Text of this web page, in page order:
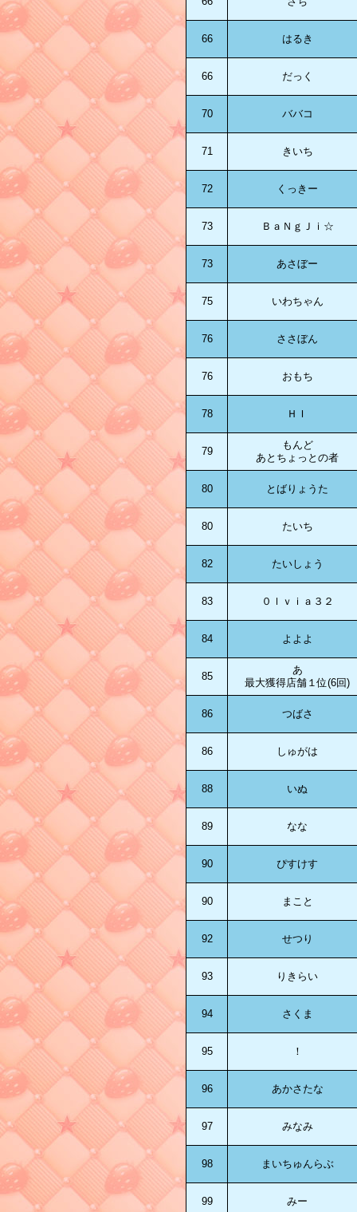
66 はるき
66 だっく
70 ババコ
71 きいち
72 くっきー
73 ＢａＮｇＪｉ☆
73 あさぼー
75 いわちゃん
76 ささぼん
76 おもち
78 ＨＩ
79
もんど
あとちょっとの者
80 とばりょうた
80 たいち
82 たいしょう
83 ０ｌｖｉａ３２
84 よよよ
85
あ
最大獲得店舗１位(6回)
86 つばさ
86 しゅがは
88 いぬ
89 なな
90 ぴすけす
90 まこと
92 せつり
93 りきらい
94 さくま
95 ！
96 あかさたな
97 みなみ
98 まいちゅんらぶ
99 みー